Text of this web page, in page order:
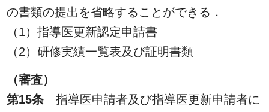
の書類の提出を省略することができる．
（1）指導医更新認定申請書
（2）研修実績一覧表及び証明書類
（審査）
第15条 指導医申請者及び指導医更新申請者に